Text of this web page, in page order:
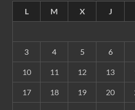
L
M X J
3 4 5 6
10 11 12 13
17 18 19 20